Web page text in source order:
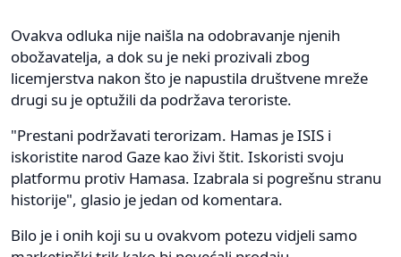
Ovakva odluka nije naišla na odobravanje njenih
obožavatelja, a dok su je neki prozivali zbog
licemjerstva nakon što je napustila društvene mreže
drugi su je optužili da podržava teroriste.
"Prestani podržavati terorizam. Hamas je ISIS i
iskoristite narod Gaze kao živi štit. Iskoristi svoju
platformu protiv Hamasa. Izabrala si pogrešnu stranu
historije", glasio je jedan od komentara.
Bilo je i onih koji su u ovakvom potezu vidjeli samo